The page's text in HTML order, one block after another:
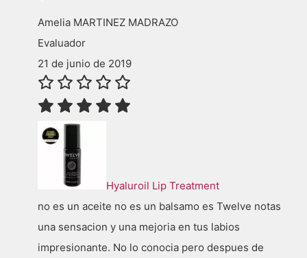
Amelia MARTINEZ MADRAZO
Evaluador
21 de junio de 2019
Hyaluroil Lip Treatment
no es un aceite no es un balsamo es Twelve notas
una sensacion y una mejoria en tus labios
impresionante. No lo conocia pero despues de